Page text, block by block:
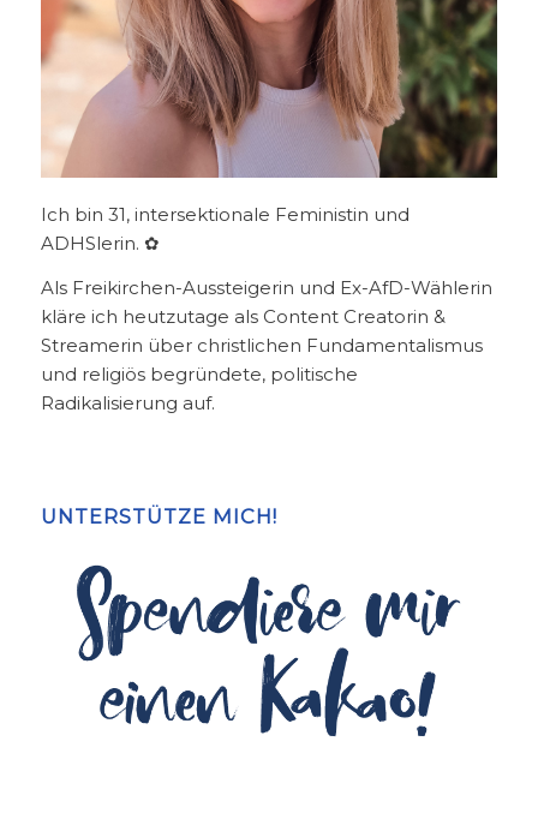
Ich bin 31, intersektionale Feministin und
ADHSlerin. ✿
Als Freikirchen-Aussteigerin und Ex-AfD-Wählerin
kläre ich heutzutage als Content Creatorin &
Streamerin über christlichen Fundamentalismus
und religiös begründete, politische
Radikalisierung auf.
UNTERSTÜTZE MICH!